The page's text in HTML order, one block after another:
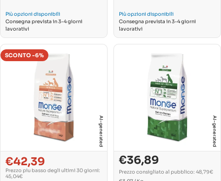
Più opzioni disponibili
Consegna prevista in 3-4 giorni
lavorativi
Più opzioni disponibili
Consegna prevista in 3-4 giorni
lavorativi
AI-generated
SCONTO -6%
Prezzo
di
vendita
€42,39
Prezzo
normale
Prezzo piu basso degli ultimi 30 giorni:
45,04€
AI-generated
Prezzo
di
€36,89
normale
Prezzo consigliato al pubblico: 48,79€